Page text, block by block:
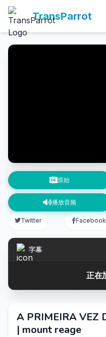
TransParrot
原始
播放音频
Twitter Facebook
字幕
正在
A PRIMEIRA VEZ
| mount reage